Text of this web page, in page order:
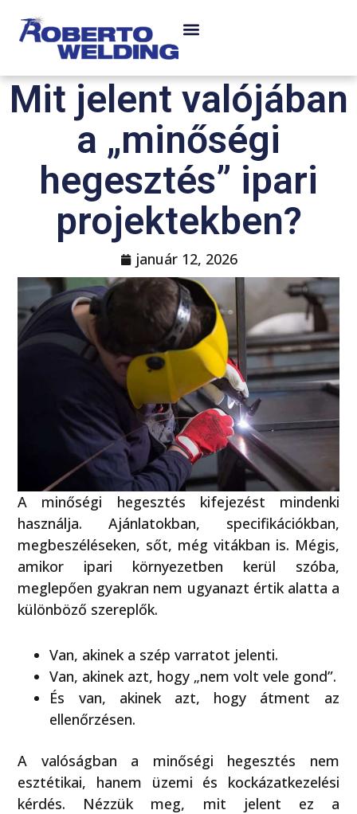
Mit jelent valójában
a „minőségi
hegesztés” ipari
projektekben?
január 12, 2026
A minőségi hegesztés kifejezést mindenki
használja. Ajánlatokban, specifikációkban,
megbeszéléseken, sőt, még vitákban is. Mégis,
amikor ipari környezetben kerül szóba,
meglepően gyakran nem ugyanazt értik alatta a
különböző szereplők.
Van, akinek a szép varratot jelenti.
Van, akinek azt, hogy „nem volt vele gond”.
És van, akinek azt, hogy átment az
ellenőrzésen.
A valóságban a minőségi hegesztés nem
esztétikai, hanem üzemi és kockázatkezelési
kérdés. Nézzük meg, mit jelent ez a